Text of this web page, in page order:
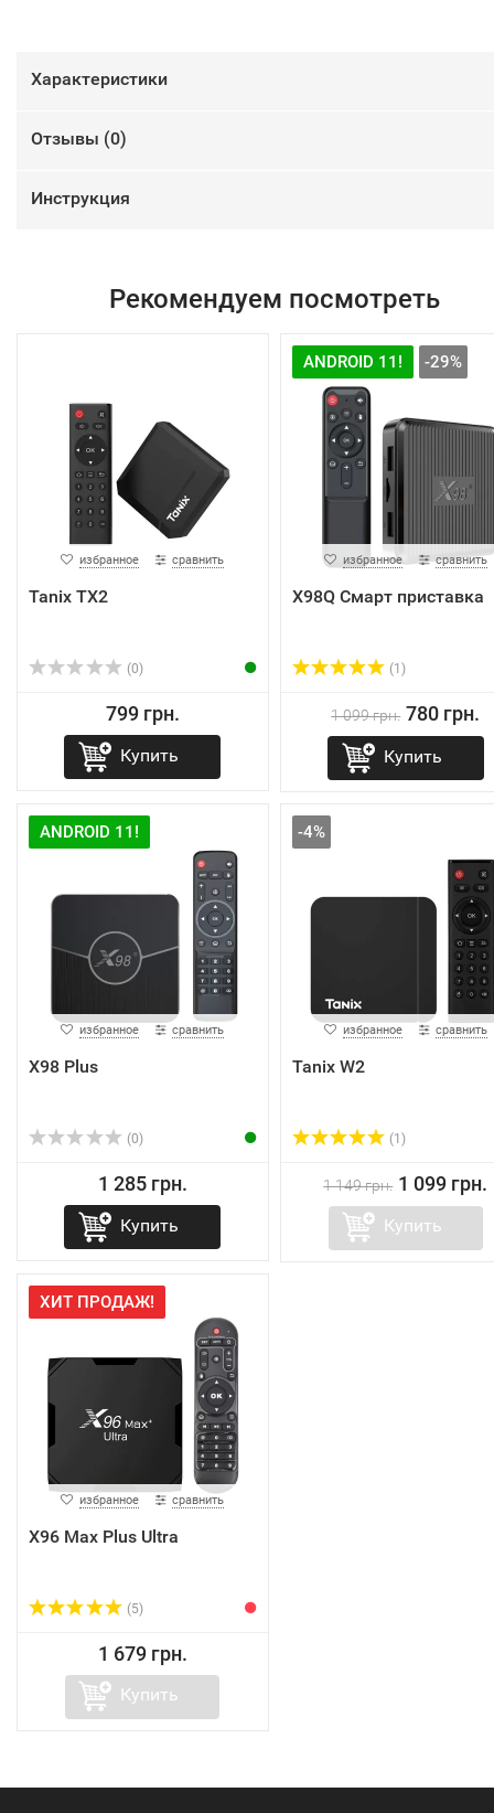
Характеристики
Отзывы (0)
Инструкция
Рекомендуем посмотреть
избранное сравнить
Tanix TX2
(0)
799 грн.
Купить
ANDROID 11! -29%
избранное сравнить
X98Q Смарт приставка
(1)
1 099 грн. 780 грн.
Купить
ANDROID 11!
избранное сравнить
X98 Plus
(0)
1 285 грн.
Купить
-4%
избранное сравнить
Tanix W2
(1)
1 149 грн. 1 099 грн.
Купить
ХИТ ПРОДАЖ!
избранное сравнить
X96 Max Plus Ultra
(5)
1 679 грн.
Купить